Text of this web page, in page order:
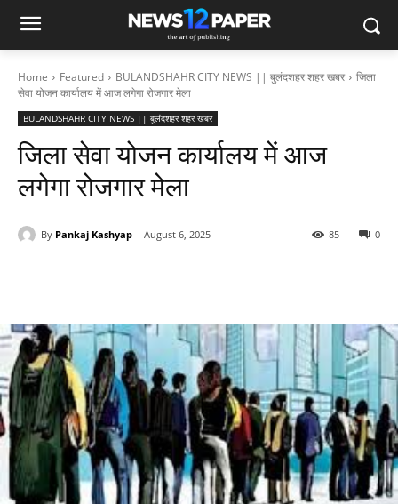
Home Featured BULANDSHAHR CITY NEWS || बुलंदशहर शहर खबर
जिला
सेवा योजन कार्यालय में आज लगेगा रोजगार मेला
BULANDSHAHR CITY NEWS || बुलंदशहर शहर खबर
जिला सेवा योजन कार्यालय में आज
लगेगा रोजगार मेला
By Pankaj Kashyap August 6, 2025 0
85